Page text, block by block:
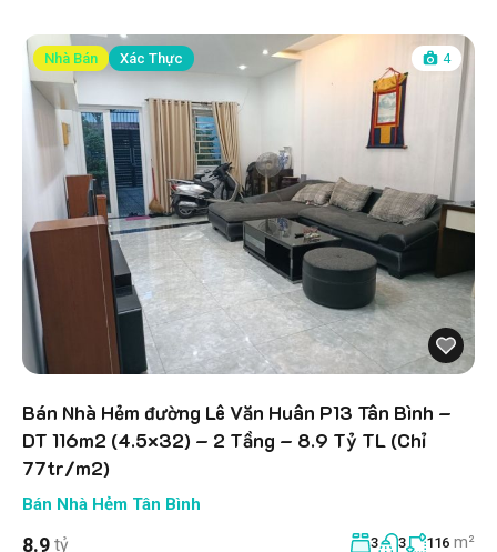
Nhà Bán Xác Thực 4
Bán Nhà Hẻm đường Lê Văn Huân P13 Tân Bình –
DT 116m2 (4.5×32) – 2 Tầng – 8.9 Tỷ TL (Chỉ
77tr/m2)
Bán Nhà Hẻm Tân Bình
8.9 tỷ 3 3 116 m²